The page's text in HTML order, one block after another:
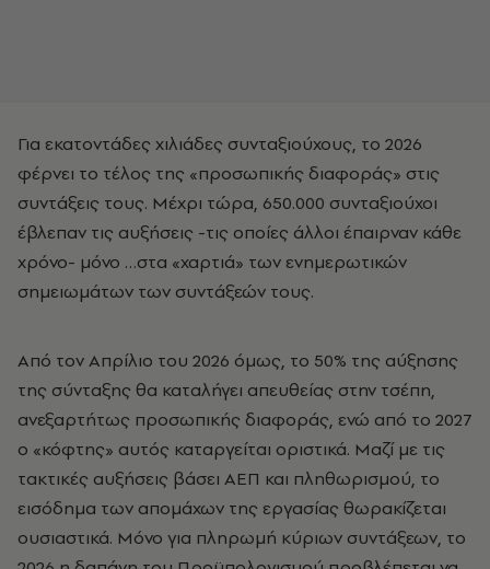
Για εκατοντάδες χιλιάδες συνταξιούχους, το 2026
φέρνει το τέλος της «προσωπικής διαφοράς» στις
συντάξεις τους. Μέχρι τώρα, 650.000 συνταξιούχοι
έβλεπαν τις αυξήσεις -τις οποίες άλλοι έπαιρναν κάθε
χρόνο- μόνο …στα «χαρτιά» των ενημερωτικών
σημειωμάτων των συντάξεών τους.
Από τον Απρίλιο του 2026 όμως, το 50% της αύξησης
της σύνταξης θα καταλήγει απευθείας στην τσέπη,
ανεξαρτήτως προσωπικής διαφοράς, ενώ από το 2027
ο «κόφτης» αυτός καταργείται οριστικά. Μαζί με τις
τακτικές αυξήσεις βάσει ΑΕΠ και πληθωρισμού, το
εισόδημα των απομάχων της εργασίας θωρακίζεται
ουσιαστικά. Μόνο για πληρωμή κύριων συντάξεων, το